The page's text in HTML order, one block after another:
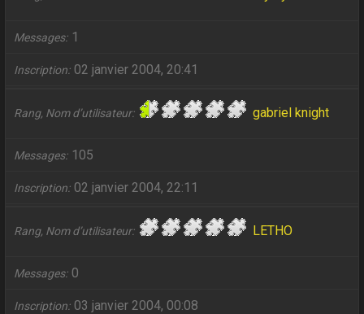
Messages 1
Inscription 02 janvier 2004, 20:41
Rang, Nom d’utilisateur gabriel knight
Messages 105
Inscription 02 janvier 2004, 22:11
Rang, Nom d’utilisateur LETHO
Messages 0
Inscription 03 janvier 2004, 00:08